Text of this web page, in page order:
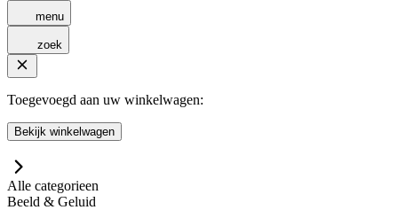
menu
zoek
Toegevoegd aan uw winkelwagen:
Bekijk winkelwagen
Alle categorieen
Beeld & Geluid